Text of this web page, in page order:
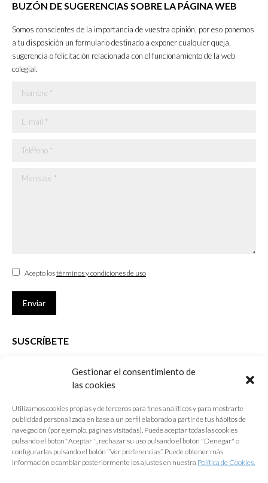
Gestionar el consentimiento de
las cookies
Utilizamos cookies propias y de terceros para fines analíticos y para mostrarte
publicidad personalizada en base a un perfil elaborado a partir de tus hábitos de
navegación (por ejemplo, páginas visitadas). Puede aceptar todas las cookies
pulsando el botón "Aceptar" , rechazar su uso pulsando el botón "Denegar" o
configurarlas pulsando el botón “Ver preferencias”. Puede obtener más
información o cambiar posteriormente los ajustes en nuestra Política de Cookies.
opens
new
window
opens
new
window
opens
new
window
opens
in
new
window
BUZÓN DE SUGERENCIAS SOBRE LA PÁGINA WEB
Somos conscientes de la importancia de vuestra opinión, por eso ponemos
a tu disposición un formulario destinado a exponer cualquier queja,
sugerencia o felicitación relacionada con el funcionamiento de la web
colegial.
Nombre *
E-mail *
Teléfono *
Mensaje *
Acepto lostérminos y condiciones de uso
Enviar
SUSCRÍBETE
que desarrolla el Colegio de Arquitectos de Cádiz
E-mail *
Acepto lostérminos y condiciones de uso